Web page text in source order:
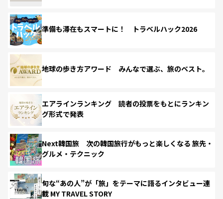
準備も滞在もスマートに！ トラベルハック2026
地球の歩き方アワード みんなで選ぶ、旅のベスト。
エアラインランキング 読者の投票をもとにランキン
グ形式で発表
Next韓国旅 次の韓国旅行がもっと楽しくなる 旅先・
グルメ・テクニック
旬な“あの人”が「旅」をテーマに語るインタビュー連
載 MY TRAVEL STORY